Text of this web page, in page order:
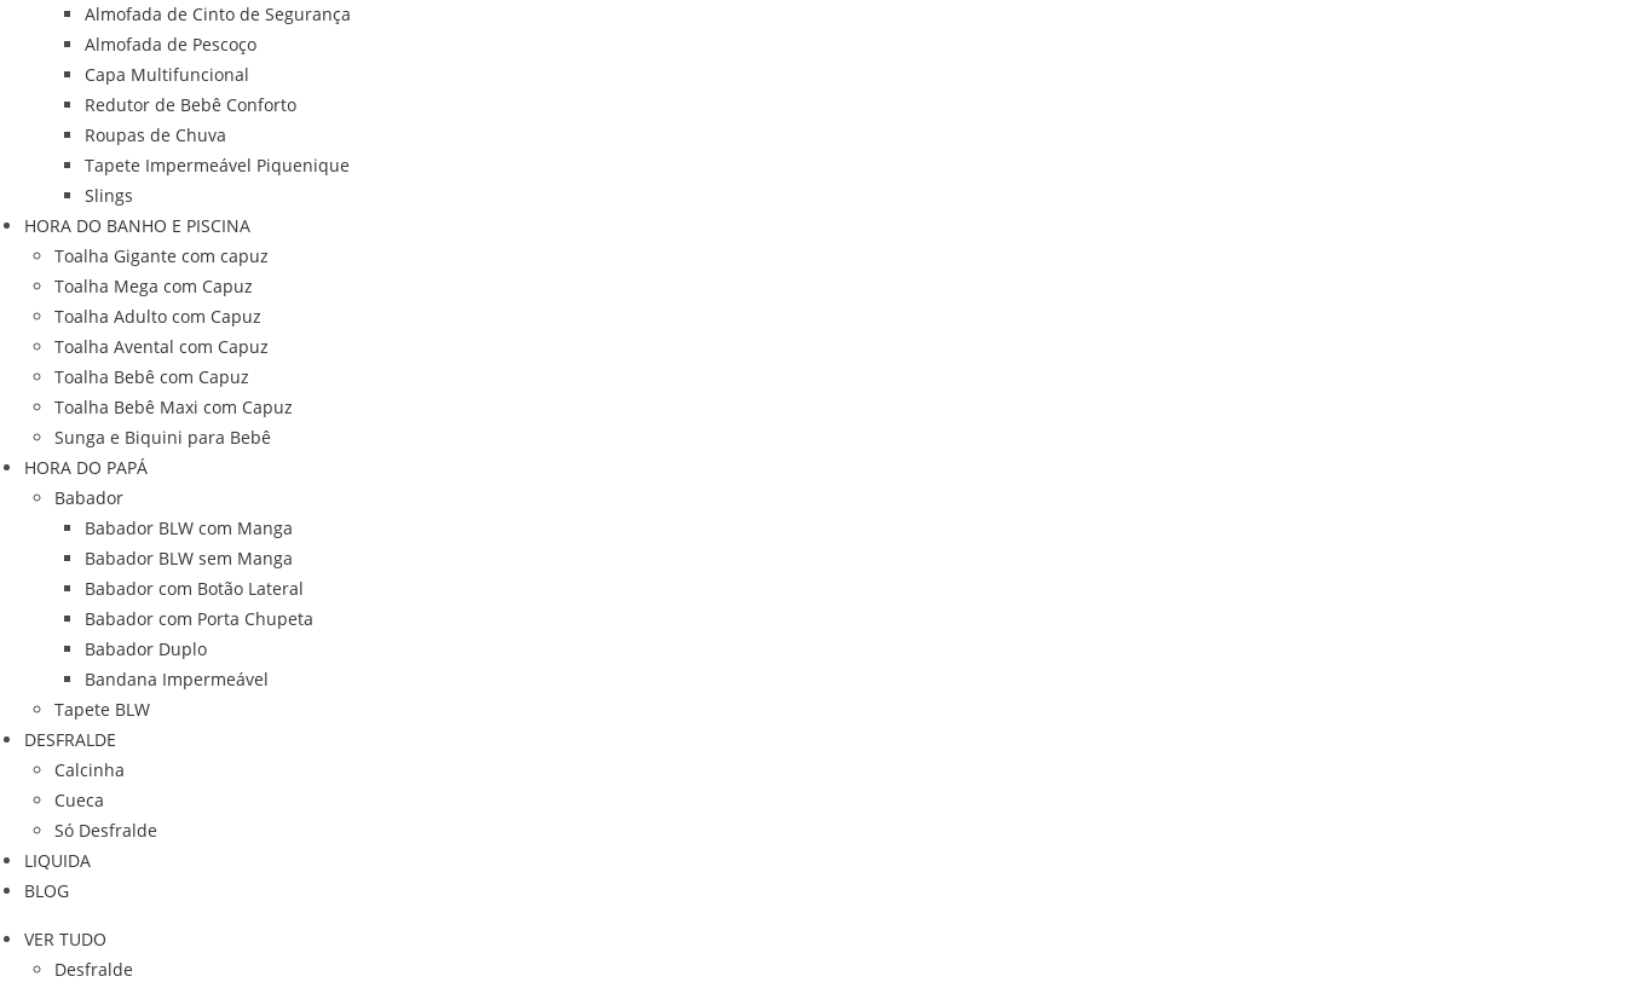
Almofada de Cinto de Segurança
Almofada de Pescoço
Capa Multifuncional
Redutor de Bebê Conforto
Roupas de Chuva
Tapete Impermeável Piquenique
Slings
HORA DO BANHO E PISCINA
Toalha Gigante com capuz
Toalha Mega com Capuz
Toalha Adulto com Capuz
Toalha Avental com Capuz
Toalha Bebê com Capuz
Toalha Bebê Maxi com Capuz
Sunga e Biquini para Bebê
HORA DO PAPÁ
Babador
Babador BLW com Manga
Babador BLW sem Manga
Babador com Botão Lateral
Babador com Porta Chupeta
Babador Duplo
Bandana Impermeável
Tapete BLW
DESFRALDE
Calcinha
Cueca
Só Desfralde
LIQUIDA
BLOG
VER TUDO
Desfralde